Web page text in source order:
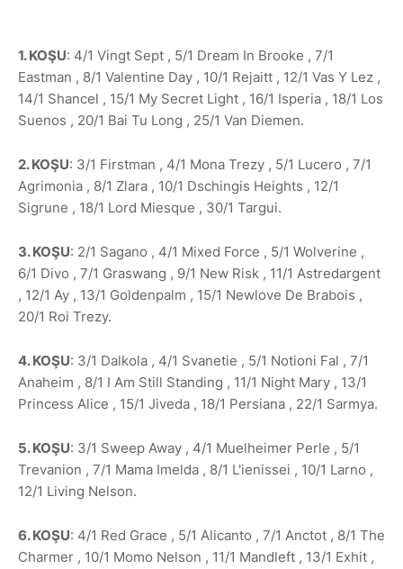
1. KOŞU: 4/1 Vingt Sept , 5/1 Dream In Brooke , 7/1
Eastman , 8/1 Valentine Day , 10/1 Rejaitt , 12/1 Vas Y Lez ,
14/1 Shancel , 15/1 My Secret Light , 16/1 Isperia , 18/1 Los
Suenos , 20/1 Bai Tu Long , 25/1 Van Diemen.
2. KOŞU: 3/1 Firstman , 4/1 Mona Trezy , 5/1 Lucero , 7/1
Agrimonia , 8/1 Zlara , 10/1 Dschingis Heights , 12/1
Sigrune , 18/1 Lord Miesque , 30/1 Targui.
3. KOŞU: 2/1 Sagano , 4/1 Mixed Force , 5/1 Wolverine ,
6/1 Divo , 7/1 Graswang , 9/1 New Risk , 11/1 Astredargent
, 12/1 Ay , 13/1 Goldenpalm , 15/1 Newlove De Brabois ,
20/1 Roi Trezy.
4. KOŞU: 3/1 Dalkola , 4/1 Svanetie , 5/1 Notioni Fal , 7/1
Anaheim , 8/1 I Am Still Standing , 11/1 Night Mary , 13/1
Princess Alice , 15/1 Jiveda , 18/1 Persiana , 22/1 Sarmya.
5. KOŞU: 3/1 Sweep Away , 4/1 Muelheimer Perle , 5/1
Trevanion , 7/1 Mama Imelda , 8/1 L'ienissei , 10/1 Larno ,
12/1 Living Nelson.
6. KOŞU: 4/1 Red Grace , 5/1 Alicanto , 7/1 Anctot , 8/1 The
Charmer , 10/1 Momo Nelson , 11/1 Mandleft , 13/1 Exhit ,